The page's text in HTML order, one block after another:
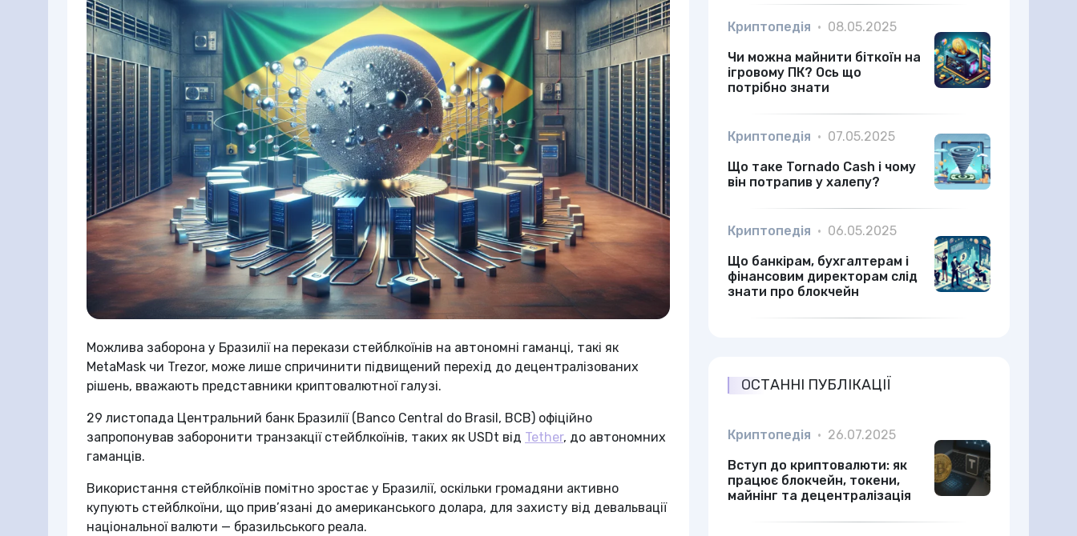
Можлива заборона у Бразилії на перекази стейблкоїнів на автономні гаманці, такі як
MetaMask чи Trezor, може лише спричинити підвищений перехід до децентралізованих
рішень, вважають представники криптовалютної галузі.
29 листопада Центральний банк Бразилії (Banco Central do Brasil, BCB) офіційно
запропонував заборонити транзакції стейблкоїнів, таких як USDt від Tether, до автономних
гаманців.
Використання стейблкоїнів помітно зростає у Бразилії, оскільки громадяни активно
купують стейблкоїни, що прив’язані до американського долара, для захисту від девальвації
національної валюти — бразильського реала.
Криптопедія • 08.05.2025
Чи можна майнити біткоїн на
ігровому ПК? Ось що
потрібно знати
Криптопедія • 07.05.2025
Що таке Tornado Cash і чому
він потрапив у халепу?
Криптопедія • 06.05.2025
Що банкірам, бухгалтерам і
фінансовим директорам слід
знати про блокчейн
ОСТАННІ ПУБЛІКАЦІЇ
Криптопедія • 26.07.2025
Вступ до криптовалюти: як
працює блокчейн, токени,
майнінг та децентралізація